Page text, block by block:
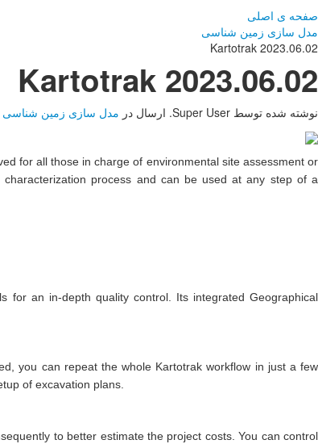
صفحه ی اصلی
مدل سازی زمین شناسی
Kartotrak 2023.06.02
Kartotrak 2023.06.02
نوشته شده توسط Super User. ارسال در مدل سازی زمین شناسی
for all those in charge of environmental site assessment or
process and can be used at any step of a
for an in-depth quality control. Its integrated Geographical
you can repeat the whole Kartotrak workflow in just a few
of excavation plans.
to better estimate the project costs. You can control